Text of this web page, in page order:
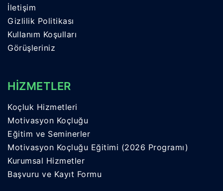
İletişim
Gizlilik Politikası
Kullanım Koşulları
Görüşleriniz
HİZMETLER
Koçluk Hizmetleri
Motivasyon Koçluğu
Eğitim ve Seminerler
Motivasyon Koçluğu Eğitimi (2026 Programı)
Kurumsal Hizmetler
Başvuru ve Kayıt Formu